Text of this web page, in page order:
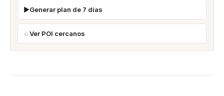
Generar plan de 7 días
Ver POI cercanos